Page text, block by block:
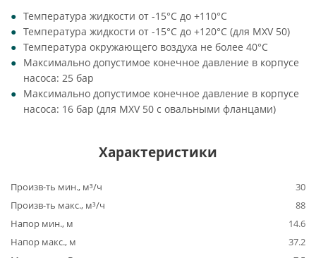
Температура жидкости от -15°C до +110°C
Температура жидкости от -15°C до +120°C (для MXV 50)
Температура окружающего воздуха не более 40°C
Максимально допустимое конечное давление в корпусе
насоса: 25 бар
Максимально допустимое конечное давление в корпусе
насоса: 16 бар (для MXV 50 с овальными фланцами)
Характеристики
Произв-ть мин., м³/ч
30
Произв-ть макс., м³/ч
88
Напор мин., м
14.6
Напор макс., м
37.2